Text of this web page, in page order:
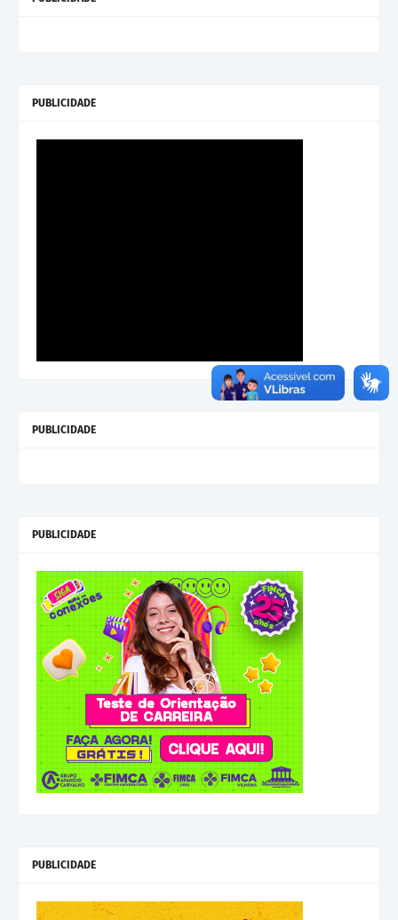
PUBLICIDADE
PUBLICIDADE
PUBLICIDADE
PUBLICIDADE